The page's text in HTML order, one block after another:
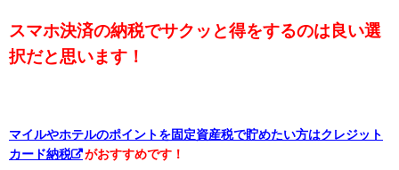
スマホ決済の納税でサクッと得をするのは良い選
択だと思います！
マイルやホテルのポイントを固定資産税で貯めたい方はクレジット
カード納税
がおすすめです！